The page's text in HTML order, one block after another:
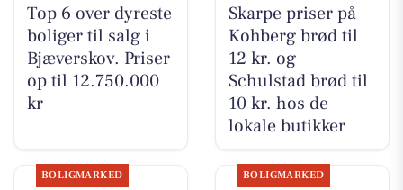
Top 6 over dyreste
boliger til salg i
Bjæverskov. Priser
op til 12.750.000
kr
Skarpe priser på
Kohberg brød til
12 kr. og
Schulstad brød til
10 kr. hos de
lokale butikker
BOLIGMARKED BOLIGMARKED